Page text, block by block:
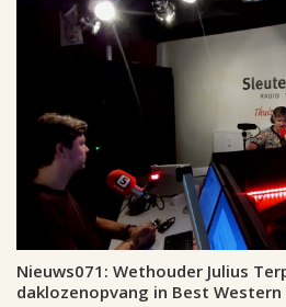
Nieuws071: Wethouder Julius
daklozenopvang in Best